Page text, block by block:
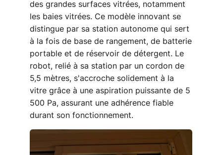
des grandes surfaces vitrées, notamment
les baies vitrées. Ce modèle innovant se
distingue par sa station autonome qui sert
à la fois de base de rangement, de batterie
portable et de réservoir de détergent. Le
robot, relié à sa station par un cordon de
5,5 mètres, s'accroche solidement à la
vitre grâce à une aspiration puissante de 5
500 Pa, assurant une adhérence fiable
durant son fonctionnement.